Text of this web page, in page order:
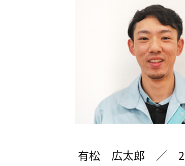
有松 広太郎 ／